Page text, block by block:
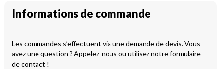
Informations de commande
Les commandes s’effectuent via une demande de devis. Vous
avez une question ? Appelez-nous ou utilisez notre formulaire
de contact !